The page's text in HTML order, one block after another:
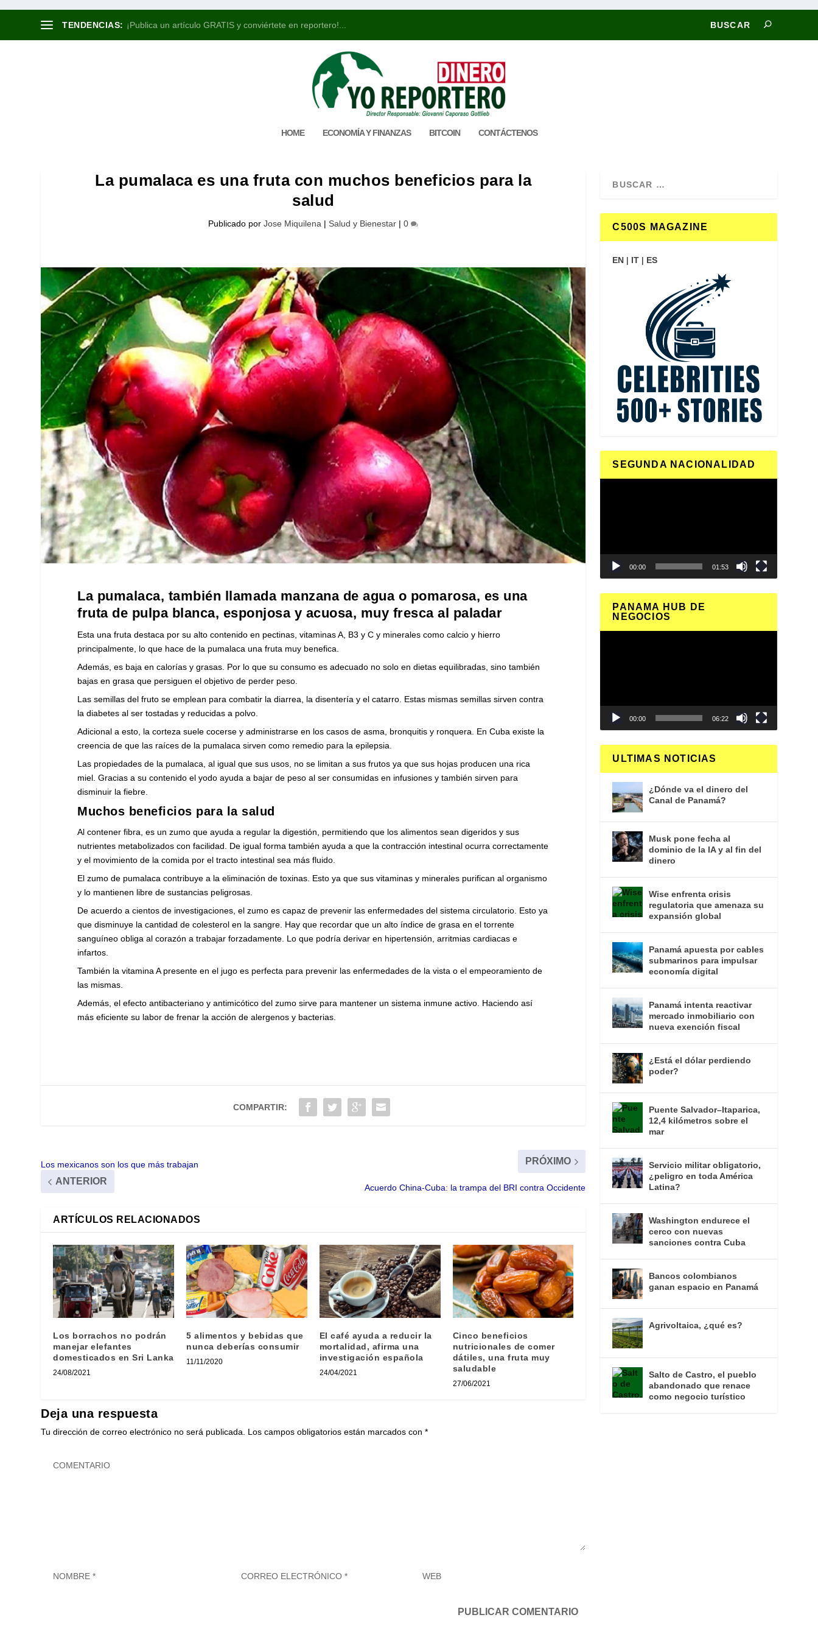
TENDENCIAS: ¡Publica un artículo GRATIS y conviértete en reportero!...
HOME ECONOMÍA Y FINANZAS BITCOIN CONTÁCTENOS
La pumalaca es una fruta con muchos beneficios para la
salud
Publicado porJose Miquilena | Salud y Bienestar |0
La pumalaca, también llamada manzana de agua o pomarosa, es una
fruta de pulpa blanca, esponjosa y acuosa, muy fresca al paladar
Esta una fruta destaca por su alto contenido en pectinas, vitaminas A, B3 y C y minerales como calcio y hierro
principalmente, lo que hace de la pumalaca una fruta muy benefica.
Además, es baja en calorías y grasas. Por lo que su consumo es adecuado no solo en dietas equilibradas, sino también
bajas en grasa que persiguen el objetivo de perder peso.
Las semillas del fruto se emplean para combatir la diarrea, la disentería y el catarro. Estas mismas semillas sirven contra
la diabetes al ser tostadas y reducidas a polvo.
Adicional a esto, la corteza suele cocerse y administrarse en los casos de asma, bronquitis y ronquera. En Cuba existe la
creencia de que las raíces de la pumalaca sirven como remedio para la epilepsia.
Las propiedades de la pumalaca, al igual que sus usos, no se limitan a sus frutos ya que sus hojas producen una rica
miel. Gracias a su contenido el yodo ayuda a bajar de peso al ser consumidas en infusiones y también sirven para
disminuir la fiebre.
Muchos beneficios para la salud
Al contener fibra, es un zumo que ayuda a regular la digestión, permitiendo que los alimentos sean digeridos y sus
nutrientes metabolizados con facilidad. De igual forma también ayuda a que la contracción intestinal ocurra correctamente
y el movimiento de la comida por el tracto intestinal sea más fluido.
El zumo de pumalaca contribuye a la eliminación de toxinas. Esto ya que sus vitaminas y minerales purifican al organismo
y lo mantienen libre de sustancias peligrosas.
De acuerdo a cientos de investigaciones, el zumo es capaz de prevenir las enfermedades del sistema circulatorio. Esto ya
que disminuye la cantidad de colesterol en la sangre. Hay que recordar que un alto índice de grasa en el torrente
sanguíneo obliga al corazón a trabajar forzadamente. Lo que podría derivar en hipertensión, arritmias cardiacas e
infartos.
También la vitamina A presente en el jugo es perfecta para prevenir las enfermedades de la vista o el empeoramiento de
las mismas.
Además, el efecto antibacteriano y antimicótico del zumo sirve para mantener un sistema inmune activo. Haciendo así
más eficiente su labor de frenar la acción de alergenos y bacterias.
COMPARTIR:
Los mexicanos son los que más trabajan
ANTERIOR
PRÓXIMO
Acuerdo China-Cuba: la trampa del BRI contra Occidente
ARTÍCULOS RELACIONADOS
Los borrachos no podrán
manejar elefantes
domesticados en Sri Lanka
24/08/2021
5 alimentos y bebidas que
nunca deberías consumir
11/11/2020
El café ayuda a reducir la
mortalidad, afirma una
investigación española
24/04/2021
Cinco beneficios
nutricionales de comer
dátiles, una fruta muy
saludable
27/06/2021
Deja una respuesta
Tu dirección de correo electrónico no será publicada. Los campos obligatorios están marcados con*
C500S MAGAZINE
EN | IT | ES
SEGUNDA NACIONALIDAD
00:00 01:53
PANAMA HUB DE
NEGOCIOS
00:00 06:22
ULTIMAS NOTICIAS
¿Dónde va el dinero del
Canal de Panamá?
Musk pone fecha al
dominio de la IA y al fin del
dinero
Wise enfrenta crisis
regulatoria que amenaza su
expansión global
Panamá apuesta por cables
submarinos para impulsar
economía digital
Panamá intenta reactivar
mercado inmobiliario con
nueva exención fiscal
¿Está el dólar perdiendo
poder?
Puente Salvador–Itaparica,
12,4 kilómetros sobre el
mar
Servicio militar obligatorio,
¿peligro en toda América
Latina?
Washington endurece el
cerco con nuevas
sanciones contra Cuba
Bancos colombianos
ganan espacio en Panamá
Agrivoltaica, ¿qué es?
Salto de Castro, el pueblo
abandonado que renace
como negocio turístico